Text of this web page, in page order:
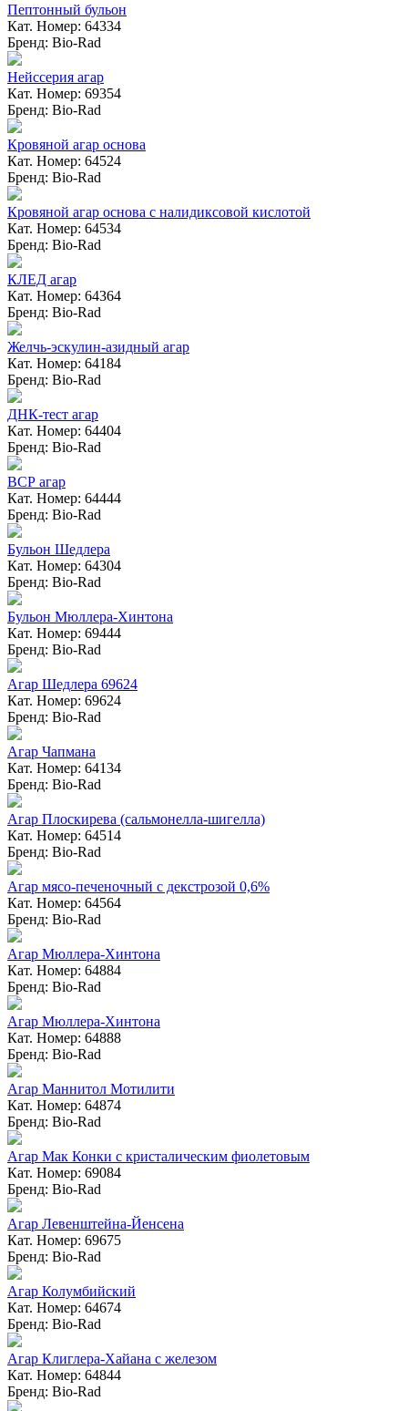
Пептонный бульон
Кат. Номер: 64334
Бренд: Bio-Rad
Нейссерия агар
Кат. Номер: 69354
Бренд: Bio-Rad
Кровяной агар основа
Кат. Номер: 64524
Бренд: Bio-Rad
Кровяной агар основа с налидиксовой кислотой
Кат. Номер: 64534
Бренд: Bio-Rad
КЛЕД агар
Кат. Номер: 64364
Бренд: Bio-Rad
Желчь-эскулин-азидный агар
Кат. Номер: 64184
Бренд: Bio-Rad
ДНК-тест агар
Кат. Номер: 64404
Бренд: Bio-Rad
ВСР агар
Кат. Номер: 64444
Бренд: Bio-Rad
Бульон Шедлера
Кат. Номер: 64304
Бренд: Bio-Rad
Бульон Мюллера-Хинтона
Кат. Номер: 69444
Бренд: Bio-Rad
Агар Шедлера 69624
Кат. Номер: 69624
Бренд: Bio-Rad
Агар Чапмана
Кат. Номер: 64134
Бренд: Bio-Rad
Агар Плоскирева (сальмонелла-шигелла)
Кат. Номер: 64514
Бренд: Bio-Rad
Агар мясо-печеночный с декстрозой 0,6%
Кат. Номер: 64564
Бренд: Bio-Rad
Агар Мюллера-Хинтона
Кат. Номер: 64884
Бренд: Bio-Rad
Агар Мюллера-Хинтона
Кат. Номер: 64888
Бренд: Bio-Rad
Агар Маннитол Мотилити
Кат. Номер: 64874
Бренд: Bio-Rad
Агар Мак Конки с кристалическим фиолетовым
Кат. Номер: 69084
Бренд: Bio-Rad
Агар Левенштейна-Йенсена
Кат. Номер: 69675
Бренд: Bio-Rad
Агар Колумбийский
Кат. Номер: 64674
Бренд: Bio-Rad
Агар Клиглера-Хайана с железом
Кат. Номер: 64844
Бренд: Bio-Rad